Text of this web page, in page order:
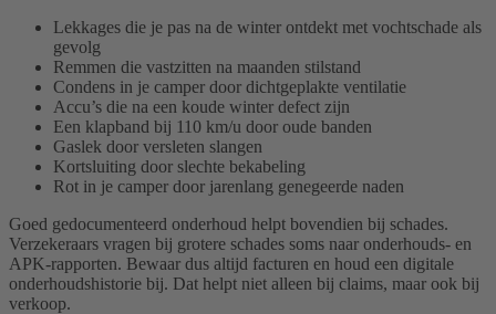
Lekkages die je pas na de winter ontdekt met vochtschade als
gevolg
Remmen die vastzitten na maanden stilstand
Condens in je camper door dichtgeplakte ventilatie
Accu’s die na een koude winter defect zijn
Een klapband bij 110 km/u door oude banden
Gaslek door versleten slangen
Kortsluiting door slechte bekabeling
Rot in je camper door jarenlang genegeerde naden
Goed gedocumenteerd onderhoud helpt bovendien bij schades.
Verzekeraars vragen bij grotere schades soms naar onderhouds- en
APK-rapporten. Bewaar dus altijd facturen en houd een digitale
onderhoudshistorie bij. Dat helpt niet alleen bij claims, maar ook bij
verkoop.